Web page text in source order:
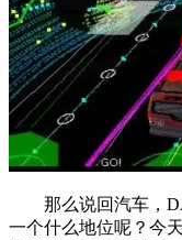
那么说回汽车，
一个什么地位呢？今